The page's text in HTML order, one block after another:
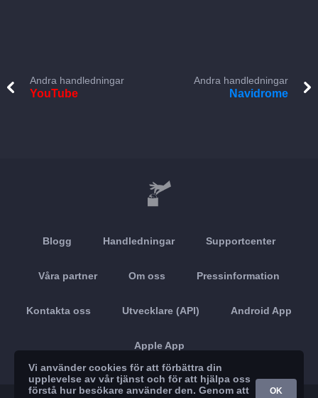
Andra handledningar
YouTube
Andra handledningar
Navidrome
Blogg Handledningar Supportcenter
Våra partner Om oss Pressinformation
Kontakta oss Utvecklare (API) Android App
Apple App
Vi använder cookies för att förbättra din
upplevelse av vår tjänst och för att hjälpa oss
förstå hur besökare använder den. Genom att
OK